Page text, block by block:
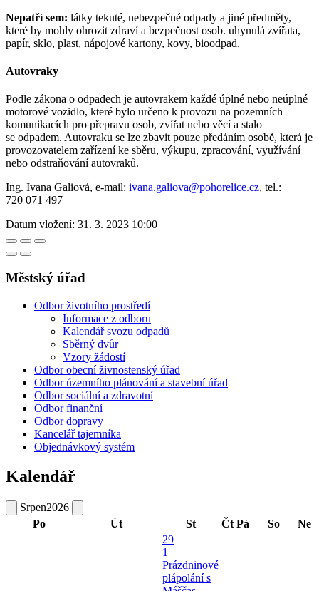
Nepatří sem: látky tekuté, nebezpečné odpady a jiné předměty,
které by mohly ohrozit zdraví a bezpečnost osob. uhynulá zvířata,
papír, sklo, plast, nápojové kartony, kovy, bioodpad.
Autovraky
Podle zákona o odpadech je autovrakem každé úplné nebo neúplné
motorové vozidlo, které bylo určeno k provozu na pozemních
komunikacích pro přepravu osob, zvířat nebo věcí a stalo
se odpadem. Autovraku se lze zbavit pouze předáním osobě, která je
provozovatelem zařízení ke sběru, výkupu, zpracování, využívání
nebo odstraňování autovraků.
Ing. Ivana Galiová, e-mail: ivana.galiova@pohorelice.cz, tel.:
720 071 497
Datum vložení: 31. 3. 2023 10:00
Městský úřad
Odbor životního prostředí
Informace z odboru
Kalendář svozu odpadů
Sběrný dvůr
Vzory žádostí
Odbor obecní živnostenský úřad
Odbor územního plánování a stavební úřad
Odbor sociální a zdravotní
Odbor finanční
Odbor dopravy
Kancelář tajemníka
Objednávkový systém
Kalendář
Srpen2026
Po
Út St Čt Pá So Ne
29
1
Prázdninové
plápolání s